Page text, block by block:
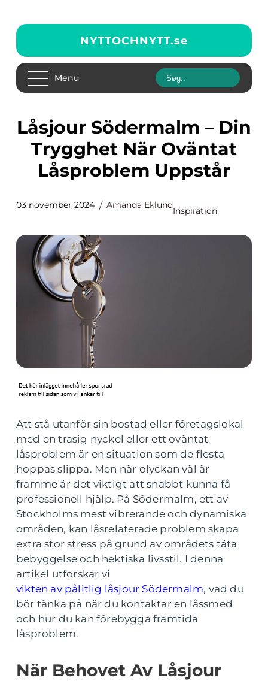
NYTTOCHNYTT.se
Menu
Låsjour Södermalm – Din
Trygghet När Oväntat
Låsproblem Uppstår
03 november 2024 Amanda Eklund
Inspiration
Att stå utanför sin bostad eller företagslokal
med en trasig nyckel eller ett oväntat
låsproblem är en situation som de flesta
hoppas slippa. Men när olyckan väl är
framme är det viktigt att snabbt kunna få
professionell hjälp. På Södermalm, ett av
Stockholms mest vibrerande och dynamiska
områden, kan låsrelaterade problem skapa
extra stor stress på grund av områdets täta
bebyggelse och hektiska livsstil. I denna
artikel utforskar vi
vikten av pålitlig låsjour Södermalm, vad du
bör tänka på när du kontaktar en låssmed
och hur du kan förebygga framtida
låsproblem.
När Behovet Av Låsjour